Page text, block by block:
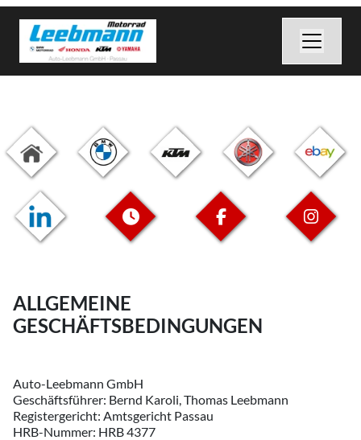
ALLGEMEINE
GESCHÄFTSBEDINGUNGEN
Auto-Leebmann GmbH
Geschäftsführer: Bernd Karoli, Thomas Leebmann
Registergericht: Amtsgericht Passau
HRB-Nummer: HRB 4377